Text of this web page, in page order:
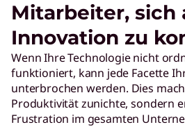
Mitarbeiter, sich
Innovation zu
Wenn Ihre Technologie nicht
funktioniert, kann jede Facette
unterbrochen werden. Dies
Produktivität zunichte, sondern
Frustration im gesamten